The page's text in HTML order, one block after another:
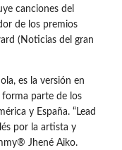
canciones del
de los premios
(Noticias del gran
es la versión en
forma parte de los
y España. “Lead
por la artista y
Jhené Aiko.